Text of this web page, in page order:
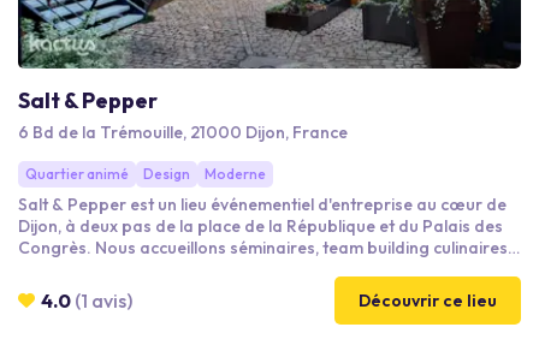
Salt & Pepper
6 Bd de la Trémouille, 21000 Dijon, France
Quartier animé Design Moderne
Salt & Pepper est un lieu événementiel d'entreprise au cœur de
Dijon, à deux pas de la place de la République et du Palais des
Congrès. Nous accueillons séminaires, team building culinaires,
d'entreprise de 5 à 150 personnes. 4 espaces modulables,
cuisine 100 % faite maison sur place, animations par nos chefs
4.0 (1 avis) Découvrir ce lieu